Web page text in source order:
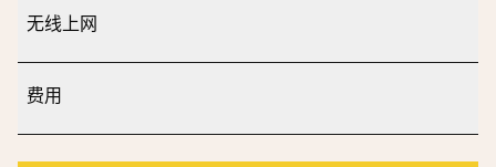
无线上网
费用